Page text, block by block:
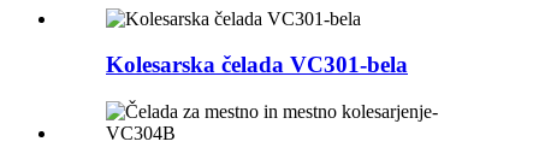
Kolesarska čelada VC301-bela